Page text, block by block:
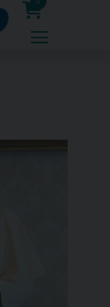
0
prodotti